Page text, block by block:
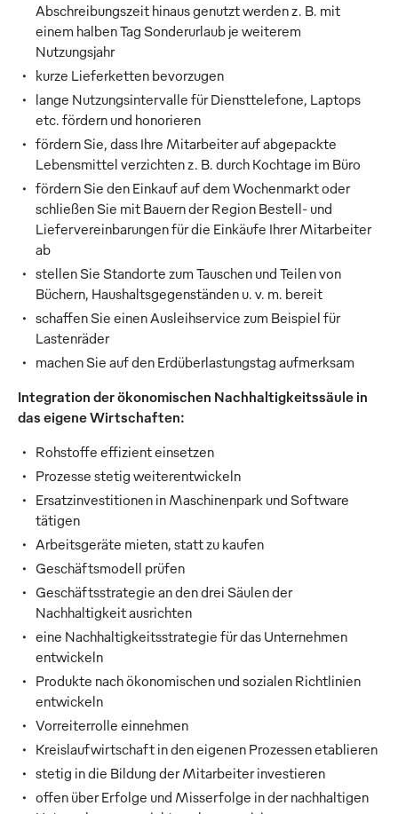
Abschreibungszeit hinaus genutzt werden z. B. mit
einem halben Tag Sonderurlaub je weiterem
Nutzungsjahr
kurze Lieferketten bevorzugen
lange Nutzungsintervalle für Diensttelefone, Laptops
etc. fördern und honorieren
fördern Sie, dass Ihre Mitarbeiter auf abgepackte
Lebensmittel verzichten z. B. durch Kochtage im Büro
fördern Sie den Einkauf auf dem Wochenmarkt oder
schließen Sie mit Bauern der Region Bestell- und
Liefervereinbarungen für die Einkäufe Ihrer Mitarbeiter
ab
stellen Sie Standorte zum Tauschen und Teilen von
Büchern, Haushaltsgegenständen u. v. m. bereit
schaffen Sie einen Ausleihservice zum Beispiel für
Lastenräder
machen Sie auf den Erdüberlastungstag aufmerksam
Integration der ökonomischen Nachhaltigkeitssäule in
das eigene Wirtschaften:
Rohstoffe effizient einsetzen
Prozesse stetig weiterentwickeln
Ersatzinvestitionen in Maschinenpark und Software
tätigen
Arbeitsgeräte mieten, statt zu kaufen
Geschäftsmodell prüfen
Geschäftsstrategie an den drei Säulen der
Nachhaltigkeit ausrichten
eine Nachhaltigkeitsstrategie für das Unternehmen
entwickeln
Produkte nach ökonomischen und sozialen Richtlinien
entwickeln
Vorreiterrolle einnehmen
Kreislaufwirtschaft in den eigenen Prozessen etablieren
stetig in die Bildung der Mitarbeiter investieren
offen über Erfolge und Misserfolge in der nachhaltigen